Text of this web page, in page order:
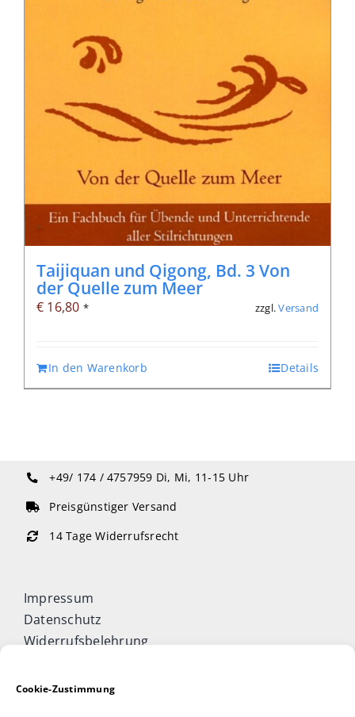
Cookie-Zustimmung
Taijiquan und Qigong, Bd. 3 Von
der Quelle zum Meer
€ 16,80 * zzgl.Versand
In den Warenkorb Details
+49/ 174 / 4757959 Di, Mi, 11-15 Uhr
Preisgünstiger Versand
14 Tage Widerrufsrecht
Impressum
Datenschutz
Widerrufsbelehrung
Allgemeine Geschäftsbedingungen